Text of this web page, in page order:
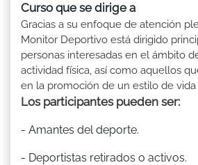
Curso que se dirige a
Gracias a su enfoque de atención
Monitor Deportivo está dirigido
personas interesadas en el ámbito
actividad física, así como aquellos
en la promoción de un estilo de
Los participantes pueden ser:
- Amantes del deporte.
- Deportistas retirados o activos.